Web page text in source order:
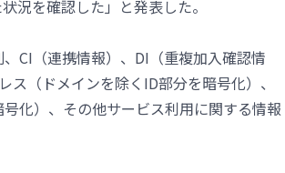
況を確認した」と発表した。
CI（連携情報）、DI（重複加入確認情
（ドメインを除くID部分を暗号化）、
化）、その他サービス利用に関する情報